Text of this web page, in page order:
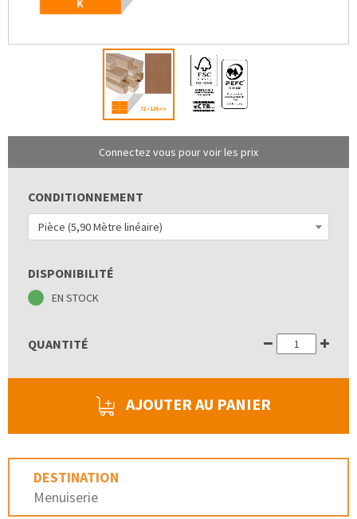
Connectez vous pour voir les prix
CONDITIONNEMENT
Pièce (5,90 Mètre linéaire)
DISPONIBILITÉ
EN STOCK
QUANTITÉ
AJOUTER AU PANIER
DESTINATION
Menuiserie